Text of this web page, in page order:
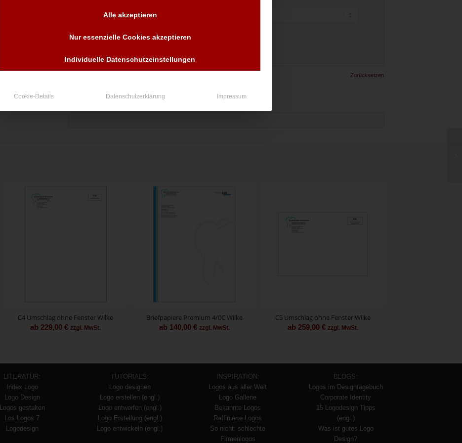
Anzahl
Zurücksetzen
C4 Umschlag ohne Fenster Wilke
ab 229,00€ zzgl. MwSt.
Briefpapiere Premium 4/0C Wilke
ab 140,00 € zzgl. MwSt.
C5 Umschlag ohne Fenster Wilke
ab 259,00 € zzgl. MwSt.
LITERATUR:
Index Logo
Logo Design
Logos gestalten
Los Logos 7
Logodesign
TUTORIALS:
Logo designen
Logo erstellen (engl.)
Logo entwerfen (engl.)
Logo Erstellung (engl.)
Logo entwickeln (engl.)
INSPIRATION:
Logos aus aller Welt
Logo Gallerie
Bekannte Logos
Raffinierte Logos
So nicht: schlechte
Firmenlogos
BLOGS:
Logos im Designtagebuch
Corporate Identity
15 Logodesign Tipps
(engl.)
Was ist gutes Logo
Design?
Alle akzeptieren
Nur essenzielle Cookies akzeptieren
Individuelle Datenschutzeinstellungen
Cookie-Details Datenschutzerklärung Impressum